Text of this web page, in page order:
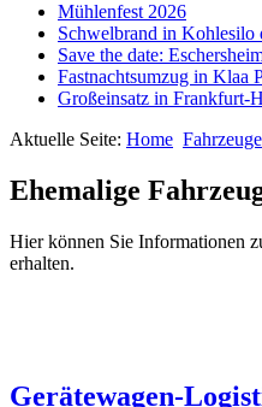
Mühlenfest 2026
Schwelbrand in Kohlesilo
Save the date:
Fastnachtsumzug in Klaa
Großeinsatz in Frankfurt-
Aktuelle Seite: Home Fahrzeuge
Ehemalige
Hier können Sie Informationen
erhalten.
Gerätewagen-